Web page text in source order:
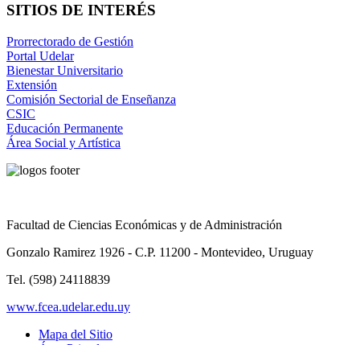
SITIOS DE INTERÉS
Prorrectorado de Gestión
Portal Udelar
Bienestar Universitario
Extensión
Comisión Sectorial de Enseñanza
CSIC
Educación Permanente
Área Social y Artística
Facultad de Ciencias Económicas y de Administración
Gonzalo Ramirez 1926 - C.P. 11200 - Montevideo, Uruguay
Tel. (598) 24118839
www.fcea.udelar.edu.uy
Mapa del Sitio